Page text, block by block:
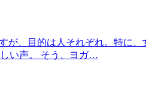
、目的は人それぞれ。特に
い声。 そう、ヨガ…